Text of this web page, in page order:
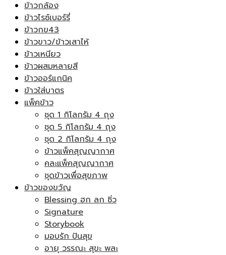
ข้าวกล้อง
ข้าวไรซ์เบอร์รี่
ข้าวกข43
ข้าวขาว/ข้าวเสาไห้
ข้าวเหนียว
ข้าวผสมหลายสี
ข้าวออร์แกนิค
ข้าวใส่บาตร
แพ็คข้าว
ชุด 1 กิโลกรัม 4 ถุง
ชุด 5 กิโลกรัม 4 ถุง
ชุด 2 กิโลกรัม 4 ถุง
ข้าวแพ็คสุญญากาศ
คละแพ็คสุญญากาศ
ชุดข้าวเพื่อสุขภาพ
ข้าวของขวัญ
Blessing ฮก ลก ซิ่ว
Signature
Storybook
มอบรัก ปันสุข
อายุ วรรณะ สุขะ พละ